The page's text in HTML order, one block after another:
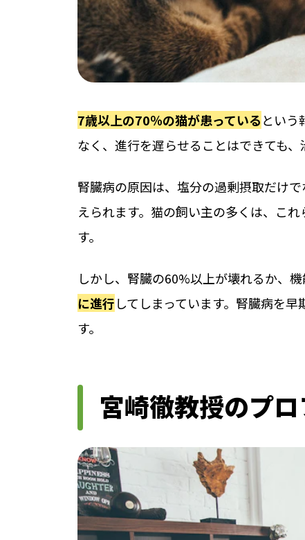
7歳以上の70％の猫が患っているという
なく、進行を遅らせることはできても、
腎臓病の原因は、塩分の過剰摂取だけ
えられます。猫の飼い主の多くは、こ
す。
しかし、腎臓の60%以上が壊れるか、
に進行してしまっています。腎臓病を早
す。
宮崎徹教授のプ